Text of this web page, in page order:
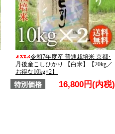
令和7年度産 普通栽培米 京都･
丹後産こしひかり 【白米】【20kg／
お得な10kg×2】
16,800円(内税)